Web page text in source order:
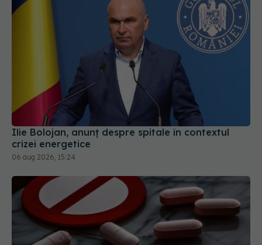
Ilie Bolojan, anunț despre spitale în contextul
crizei energetice
06 aug 2026, 15:24